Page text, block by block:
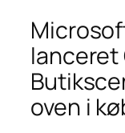
lanceret
oven i